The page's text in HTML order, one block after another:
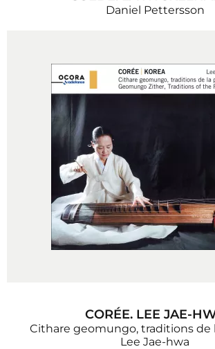
Daniel Pettersson
CORÉE. LEE JAE-
Cithare geomungo, traditions de
Lee Jae-hwa